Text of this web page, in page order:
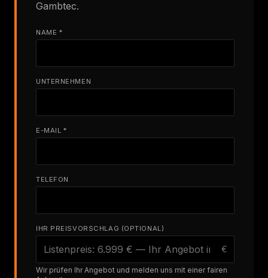
Gambtec.
NAME *
UNTERNEHMEN
E-MAIL *
TELEFON
IHR PREISVORSCHLAG (OPTIONAL)
€
Wir prüfen Ihr Angebot und melden uns mit einer fairen